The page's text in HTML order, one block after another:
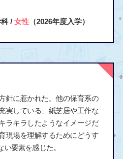
/ 女性（2026年度入学）
針に惹かれた。他の保育系の
実している、紙芝居や工作な
ラキラしたようなイメージだ
現場を理解するためにどうす
要素を感じた。